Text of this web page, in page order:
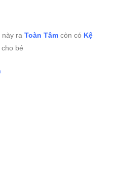
này ra Toàn Tâm còn có Kệ
cho bé